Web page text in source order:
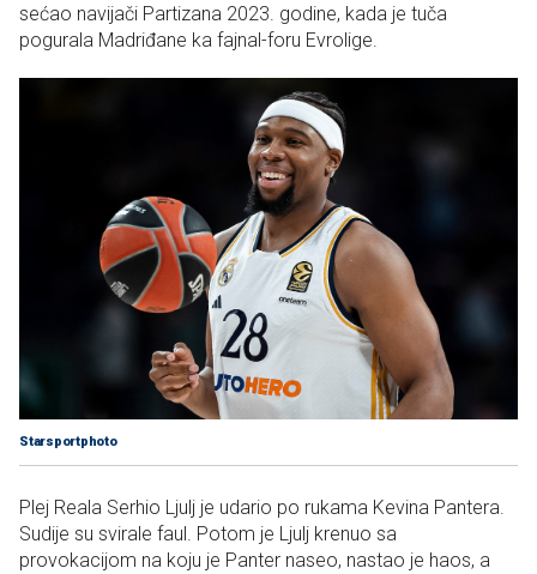
sećao navijači Partizana 2023. godine, kada je tuča
pogurala Madriđane ka fajnal-foru Evrolige.
Starsportphoto
Plej Reala Serhio Ljulj je udario po rukama Kevina Pantera.
Sudije su svirale faul. Potom je Ljulj krenuo sa
provokacijom na koju je Panter naseo, nastao je haos, a